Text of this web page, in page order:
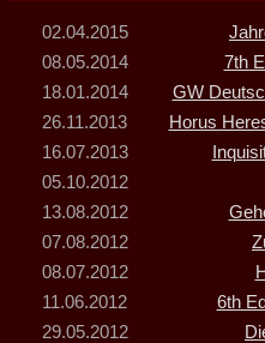
02.04.2015
08.05.2014
7th
18.01.2014
GW
26.11.2013
Horus
16.07.2013
05.10.2012
13.08.2012
07.08.2012
08.07.2012
11.06.2012
6th
29.05.2012